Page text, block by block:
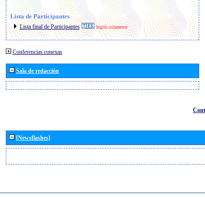
Lista de Participantes
Lista final de Participantes Inglés solamente
Conferencias conexas
Sala de redacción
[Newsflashes]